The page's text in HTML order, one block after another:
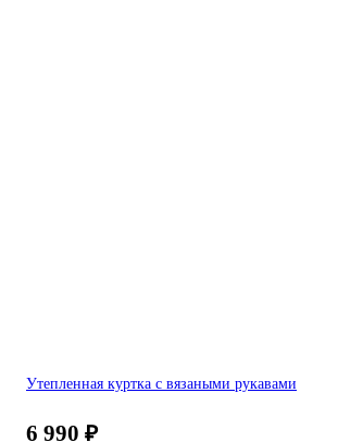
Утепленная куртка с вязаными рукавами
6 990 ₽